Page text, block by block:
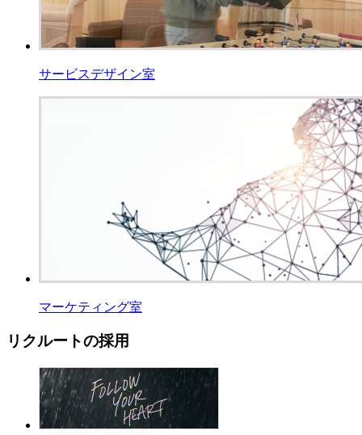
サービスデザイン室
マーケティング室
リクルートの採用